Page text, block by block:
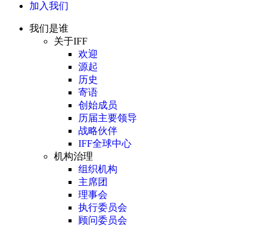
加入我们
我们是谁
关于IFF
欢迎
源起
历史
寄语
创始成员
历届主要领导
战略伙伴
IFF全球中心
机构治理
组织机构
主席团
理事会
执行委员会
顾问委员会